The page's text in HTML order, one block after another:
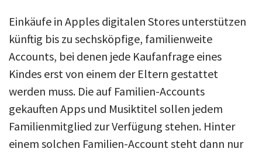
Einkäufe in Apples digitalen Stores unterstützen
künftig bis zu sechsköpfige, familienweite
Accounts, bei denen jede Kaufanfrage eines
Kindes erst von einem der Eltern gestattet
werden muss. Die auf Familien-Accounts
gekauften Apps und Musiktitel sollen jedem
Familienmitglied zur Verfügung stehen. Hinter
einem solchen Familien-Account steht dann nur